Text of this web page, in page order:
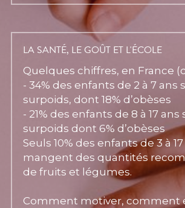
LA SANTÉ, LE GOÛT ET L'ÉCOLE
Quelques chiffres, en France
- 34% des enfants de 2 à 7 ans
surpoids, dont 18% d’obèses
- 21% des enfants de 8 à 17 ans
surpoids dont 6% d’obèses
Seuls 10% des enfants de 3 à
mangent des quantités
de fruits et légumes.
Comment motiver, comment